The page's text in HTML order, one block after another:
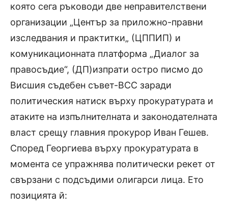
която сега ръководи две неправителствени
организации „Център за приложно-правни
изследвания и практитки„ (ЦППИП) и
комуникационната платформа „Диалог за
правосъдие“, (ДП)изпрати остро писмо до
Висшия съдебен съвет-ВСС заради
политическия натиск върху прокуратурата и
атаките на изпълнителната и законодателната
власт срещу главния прокурор Иван Гешев.
Според Георгиева върху прокуратурата в
момента се упражнява политически рекет от
свързани с подсъдими олигарси лица. Ето
позицията й: